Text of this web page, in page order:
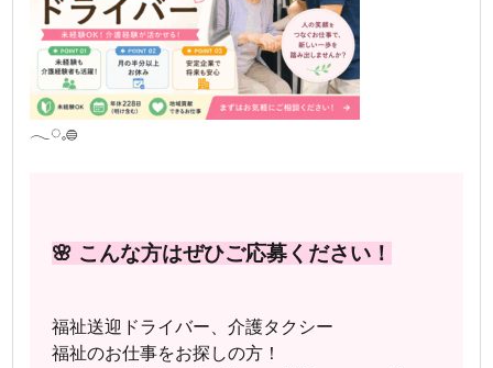
𓂃◌𓈒𓐍
🌸 こんな方はぜひご応募ください！
福祉送迎ドライバー、介護タクシー
福祉のお仕事をお探しの方！